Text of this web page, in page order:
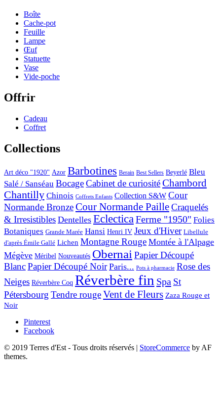
Boîte
Cache-pot
Feuille
Lampe
Œuf
Statuette
Vase
Vide-poche
Offrir
Cadeau
Coffret
Collections
Art déco "1920" Azor Barbotines Berain Best Sellers Beyerlé Bleu
Salé / Sanséau BocageCabinet de curiositéChambord
Chantilly Chinois Coffrets Enfants Collection S&W Cour
Normande BronzeCour Normande PailleCraquelés
& Irresistibles Dentelles EclecticaFerme "1950" Folies
Botaniques Grande Marée Hansi Henri IV Jeux d'Hiver Libellule
d'après Émile Gallé Lichen Montagne Rouge Montée à l'Alpage
Mégève Méribel Nouveautés ObernaiPapier Découpé
BlancPapier Découpé Noir Paris... Pots à pharmacie Rose des
Neiges Réverbère Coq Réverbère fin Spa St
Pétersbourg Tendre rougeVent de Fleurs Zaza Rouge et
Noir
Pinterest
Facebook
© 2019 Terres d'Est - Tous droits réservés
StoreCommerce by AF
themes.